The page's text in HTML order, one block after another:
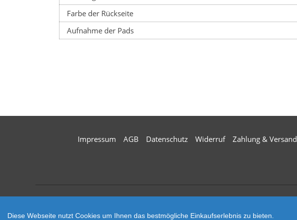
Farbe der Rückseite
Aufnahme der Pads
Impressum AGB Datenschutz Widerruf Zahlung & Versand
Diese Webseite nutzt Cookies um Ihnen das bestmögliche Einkaufserlebnis zu bieten.